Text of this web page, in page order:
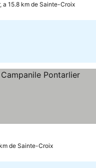
a 15.8 km de Sainte-Croix
de Sainte-Croix